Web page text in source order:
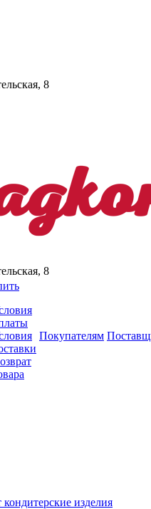
8
8
Покупателям
изделия